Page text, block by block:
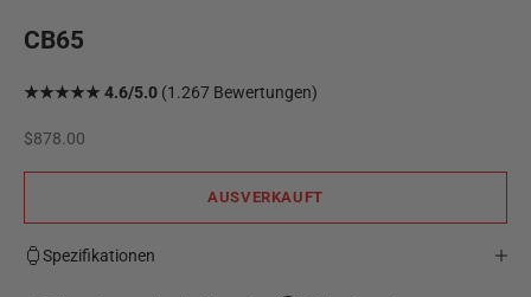
CB65
★★★★★ 4.6/5.0 (1.267 Bewertungen)
Angebot
$878.00
AUSVERKAUFT
Spezifikationen